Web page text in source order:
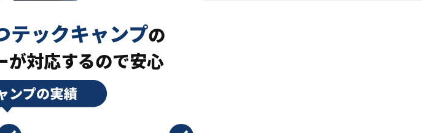
テックキャンプの
が対応するので安心